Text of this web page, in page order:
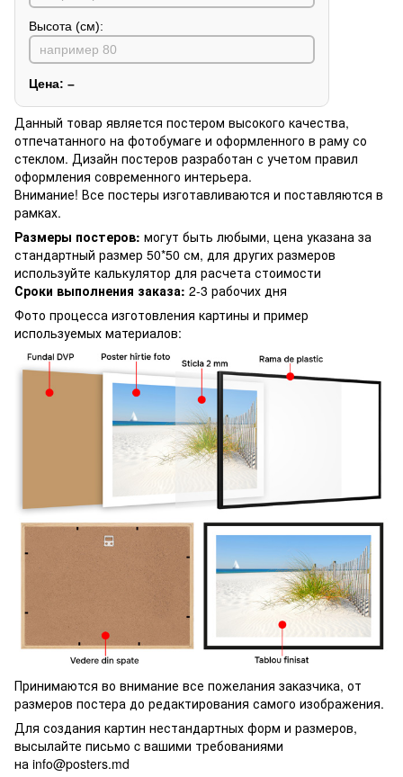
Высота (см):
Цена: –
Данный товар является постером высокого качества,
отпечатанного на фотобумаге и оформленного в раму со
стеклом. Дизайн постеров разработан с учетом правил
оформления современного интерьера.
Внимание! Все постеры изготавливаются и поставляются в
рамках.
Размеры постеров: могут быть любыми, цена указана за
стандартный размер 50*50 см, для других размеров
используйте калькулятор для расчета стоимости
Сроки выполнения заказа: 2-3 рабочих дня
Фото процесса изготовления картины и пример
используемых материалов:
Принимаются во внимание все пожелания заказчика, от
размеров постера до редактирования самого изображения.
Для создания картин нестандартных форм и размеров,
высылайте письмо c вашими требованиями
на info@posters.md